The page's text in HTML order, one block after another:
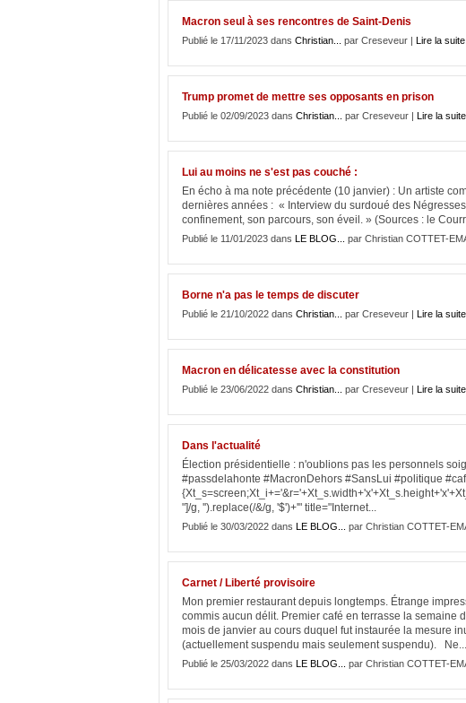
Macron seul à ses rencontres de Saint-Denis
Publié le 17/11/2023 dans Christian... par Creseveur | Lire la
Trump promet de mettre ses opposants en prison
Publié le 02/09/2023 dans Christian... par Creseveur | Lire la
Lui au moins ne s'est pas couché :
En écho à ma note précédente (10 janvier) : Un artiste
dernières années : « Interview du surdoué des
confinement, son parcours, son éveil. » (Sources : le
Publié le 11/01/2023 dans LE BLOG... par Christian COTTET-
Borne n'a pas le temps de discuter
Publié le 21/10/2022 dans Christian... par Creseveur | Lire la
Macron en délicatesse avec la constitution
Publié le 23/06/2022 dans Christian... par Creseveur | Lire la
Dans l'actualité
Élection présidentielle : n'oublions pas les personnels
#passdelahonte #MacronDehors #SansLui #politique
"]/g, '').replace(/&/g, '$')+'" title="Internet...
Publié le 30/03/2022 dans LE BLOG... par Christian COTTET-
Carnet / Liberté provisoire
Mon premier restaurant depuis longtemps. Étrange
commis aucun délit. Premier café en terrasse la semaine
mois de janvier au cours duquel fut instaurée la mesure
(actuellement suspendu mais seulement suspendu). Ne...
Publié le 25/03/2022 dans LE BLOG... par Christian COTTET-